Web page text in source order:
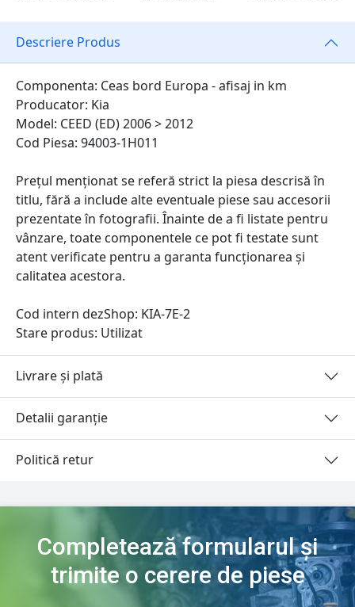
Descriere Produs
Componenta: Ceas bord Europa - afisaj in km
Producator: Kia
Model: CEED (ED) 2006 > 2012
Cod Piesa: 94003-1H011
Prețul menționat se referă strict la piesa descrisă în
titlu, fără a include alte eventuale piese sau accesorii
prezentate în fotografii. Înainte de a fi listate pentru
vânzare, toate componentele ce pot fi testate sunt
atent verificate pentru a garanta funcționarea și
calitatea acestora.
Cod intern dezShop: KIA-7E-2
Stare produs: Utilizat
Livrare și plată
Detalii garanție
Politică retur
Completează formularul și
trimite o cerere de piese